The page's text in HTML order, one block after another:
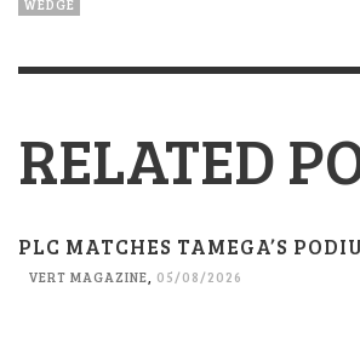
WEDGE
RELATED
PLC MATCHES TAMEGA’S
VERT MAGAZINE 05/08/2026